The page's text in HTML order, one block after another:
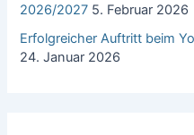
2026/2027 5. Februar 2026
Erfolgreicher Auftritt beim
24. Januar 2026